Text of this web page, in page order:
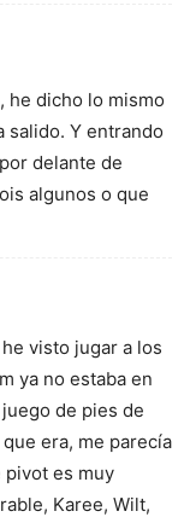
he dicho lo mismo
salido. Y entrando
delante de
algunos o que
visto jugar a los
ya no estaba en
de pies de
era, me parecía
pivot es muy
Karee, Wilt,